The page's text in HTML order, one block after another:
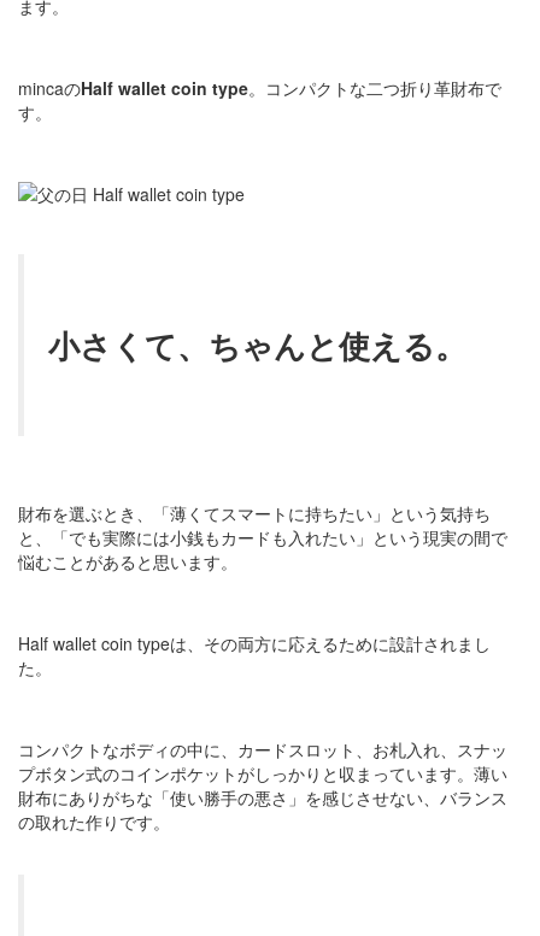
ます。
mincaのHalf wallet coin type。コンパクトな二つ折り革財布で
す。
小さくて、ちゃんと使える。
財布を選ぶとき、「薄くてスマートに持ちたい」という気持ち
と、「でも実際には小銭もカードも入れたい」という現実の間で
悩むことがあると思います。
Half wallet coin typeは、その両方に応えるために設計されまし
た。
コンパクトなボディの中に、カードスロット、お札入れ、スナッ
プボタン式のコインポケットがしっかりと収まっています。薄い
財布にありがちな「使い勝手の悪さ」を感じさせない、バランス
の取れた作りです。